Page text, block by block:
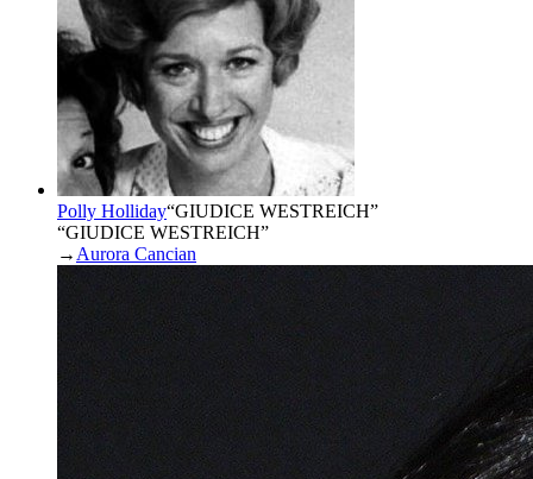
Polly Holliday“GIUDICE WESTREICH”
“GIUDICE WESTREICH”
→ Aurora Cancian